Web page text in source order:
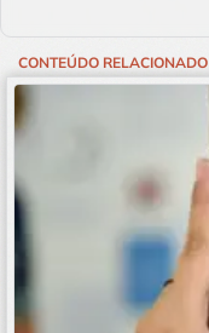
CONTEÚDO RELACIONADO